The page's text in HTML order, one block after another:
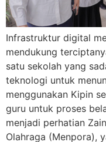
Infrastruktur digital
mendukung
satu sekolah yang
teknologi untuk
menggunakan Kipin
guru untuk proses
menjadi perhatian
Olahraga (Menpora),